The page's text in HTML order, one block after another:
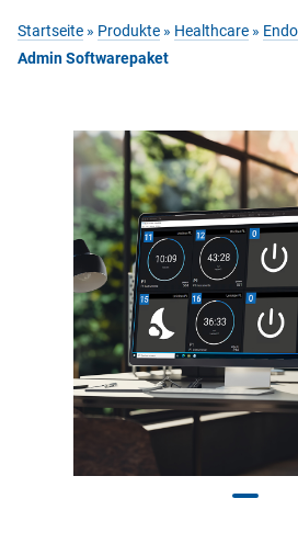
Startseite » Produkte » Healthcare »
Admin Softwarepaket